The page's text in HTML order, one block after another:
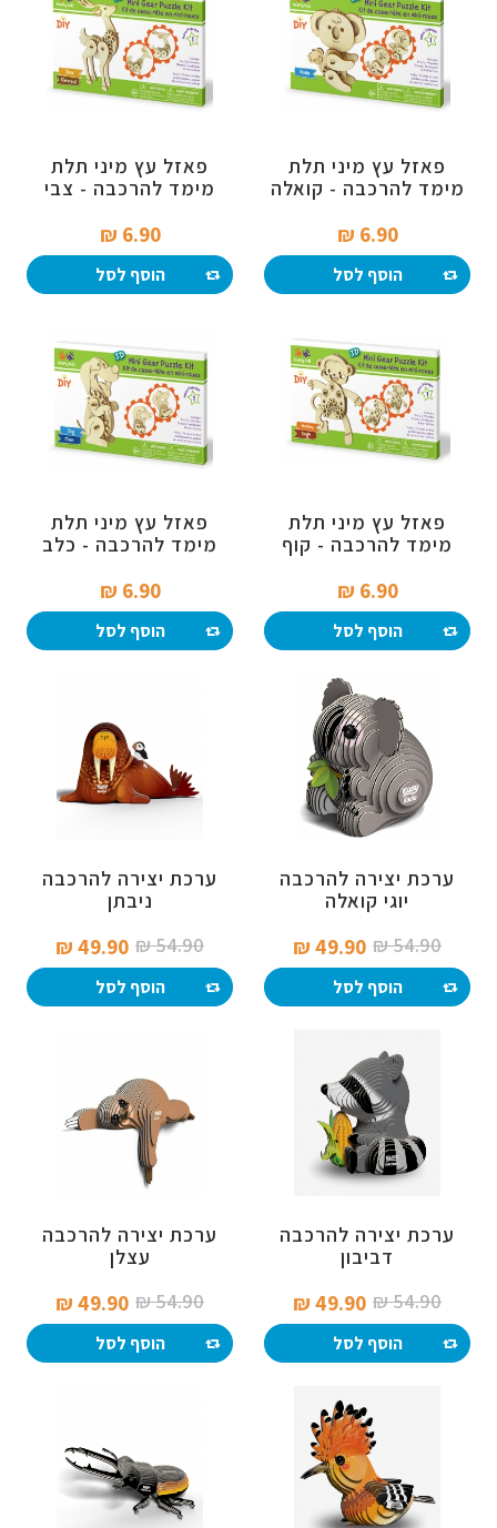
פאזל עץ מיני תלת
מימד להרכבה - קואלה
6.90 ₪‎
הוסף לסל
פאזל עץ מיני תלת
מימד להרכבה - צבי
6.90 ₪‎
הוסף לסל
פאזל עץ מיני תלת
מימד להרכבה - קוף
6.90 ₪‎
הוסף לסל
פאזל עץ מיני תלת
מימד להרכבה - כלב
6.90 ₪‎
הוסף לסל
ערכת יצירה להרכבה
יוגי קואלה
54.90 ₪‎
49.90 ₪‎
הוסף לסל
ערכת יצירה להרכבה
ניבתן
54.90 ₪‎
49.90 ₪‎
הוסף לסל
ערכת יצירה להרכבה
דביבון
54.90 ₪‎
49.90 ₪‎
הוסף לסל
ערכת יצירה להרכבה
עצלן
54.90 ₪‎
49.90 ₪‎
הוסף לסל